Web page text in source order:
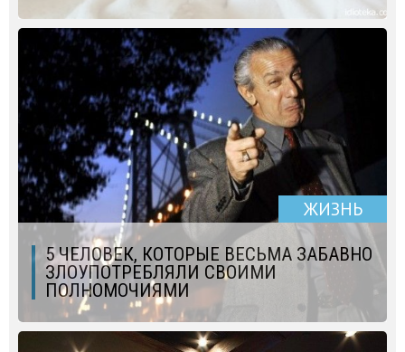
ЖИЗНЬ
5 ЧЕЛОВЕК, КОТОРЫЕ ВЕСЬМА ЗАБАВНО
ЗЛОУПОТРЕБЛЯЛИ СВОИМИ
ПОЛНОМОЧИЯМИ